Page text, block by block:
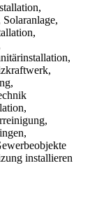
installieren